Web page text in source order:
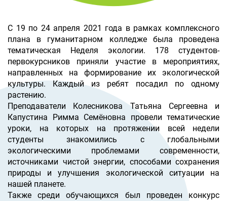
С 19 по 24 апреля 2021 года в рамках комплексного
плана в гуманитарном колледже была проведена
тематическая Неделя экологии. 178 студентов-
первокурсников приняли участие в мероприятиях,
направленных на формирование их экологической
культуры. Каждый из ребят посадил по одному
растению.
Преподаватели Колесникова Татьяна Сергеевна и
Капустина Римма Семёновна провели тематические
уроки, на которых на протяжении всей недели
студенты знакомились с глобальными
экологическими проблемами современности,
источниками чистой энергии, способами сохранения
природы и улучшения экологической ситуации на
нашей планете.
Также среди обучающихся был проведен конкурс